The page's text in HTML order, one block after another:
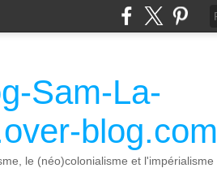
Sam-La-
blog.com
le (néo)colonialisme et l'impérialisme